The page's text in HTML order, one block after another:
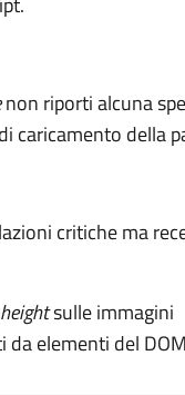
non riporti alcuna
caricamento
critiche ma
heightsulle immagini
elementi del